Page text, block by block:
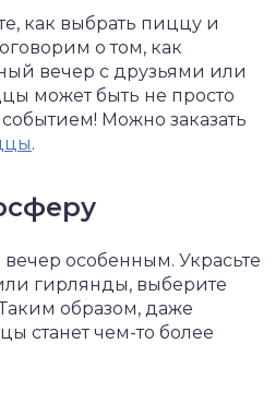
как выбрать пиццу и
о том, как
вечер с друзьями или
может быть не просто
Можно заказать
.
вечер особенным. Украсьте
гирлянды, выберите
образом, даже
станет чем-то более